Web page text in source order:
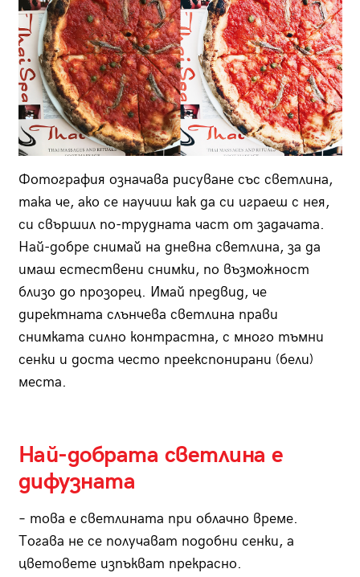
Фотография означава рисуване със светлина,
така че, ако се научиш как да си играеш с нея,
си свършил по-трудната част от задачата.
Най-добре снимай на дневна светлина, за да
имаш естествени снимки, по възможност
близо до прозорец. Имай предвид, че
директната слънчева светлина прави
снимката силно контрастна, с много тъмни
сенки и доста често преекспонирани (бели)
места.
Най-добрата светлина е
дифузната
– това е светлината при облачно време.
Тогава не се получават подобни сенки, а
цветовете изпъкват прекрасно.